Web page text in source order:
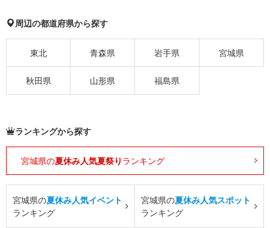
周辺の都道府県から探す
東北 青森県 岩手県 宮城県
秋田県 山形県 福島県
ランキングから探す
宮城県の夏休み人気夏祭り ランキング
宮城県の夏休み人気イベント
ランキング
宮城県の夏休み人気スポット
ランキング